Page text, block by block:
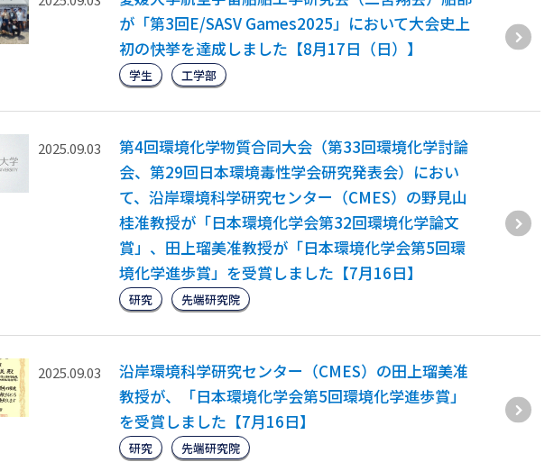
が「第3回E/SASV Games2025」において大会史上
初の快挙を達成しました【8月17日（日）】
学生 工学部
2025.09.03
第4回環境化学物質合同大会（第33回環境化学討論
会、第29回日本環境毒性学会研究発表会）におい
て、沿岸環境科学研究センター（CMES）の野見山
桂准教授が「日本環境化学会第32回環境化学論文
賞」、田上瑠美准教授が「日本環境化学会第5回環
境化学進歩賞」を受賞しました【7月16日】
研究 先端研究院
2025.09.03
沿岸環境科学研究センター（CMES）の田上瑠美准
教授が、「日本環境化学会第5回環境化学進歩賞」
を受賞しました【7月16日】
研究 先端研究院